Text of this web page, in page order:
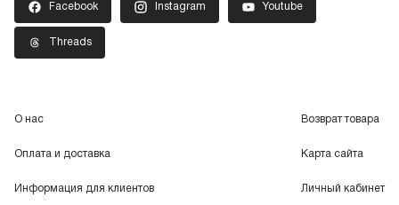
Facebook Instagram Youtube
Threads
О нас
Оплата и доставка
Информация для клиентов
Возврат товара
Карта сайта
Личный кабинет